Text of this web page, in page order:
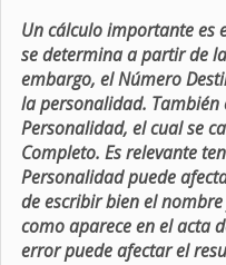
Un cálculo importante es
se determina a partir de
embargo, el Número
la personalidad.
Personalidad, el cual se
Completo. Es relevante
Personalidad puede
de escribir bien el
como aparece en el acta
error puede afectar el